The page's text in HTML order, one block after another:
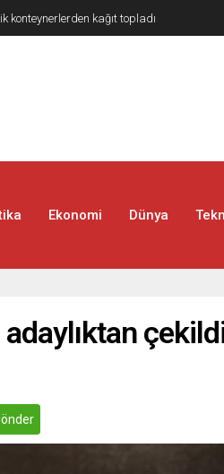
birden vurdu
Ekonomi Dünya